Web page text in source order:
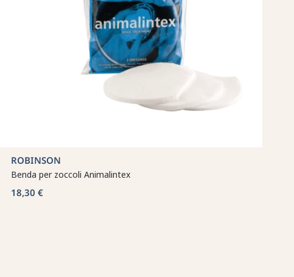
ROBINSON
Benda per zoccoli Animalintex
18,30 €